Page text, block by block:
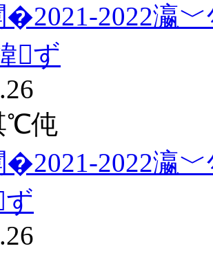
2022瀛
ず
℃伅
2022瀛